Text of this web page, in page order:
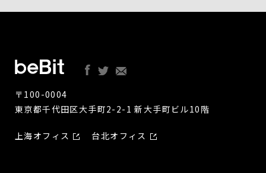
〒100-0004
東京都千代田区大手町2-2-1 新大手町ビル10階
上海オフィス 台北オフィス